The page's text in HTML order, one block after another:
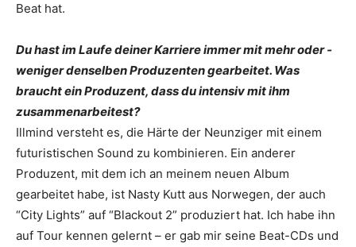
Beat hat.
Du hast im Laufe deiner ­Karriere immer mit mehr oder ­
weniger denselben Produzenten ­gearbeitet. Was
braucht ein ­Produzent, dass du intensiv mit ihm
zusammenarbeitest?
Illmind versteht es, die Härte der Neunziger mit einem
futuristischen Sound zu kombinieren. Ein anderer
Produzent, mit dem ich an meinem neuen Album
gearbeitet habe, ist Nasty Kutt aus Norwegen, der auch
“City Lights” auf “Blackout 2” produziert hat. Ich habe ihn
auf Tour kennen gelernt – er gab mir seine Beat-CDs und